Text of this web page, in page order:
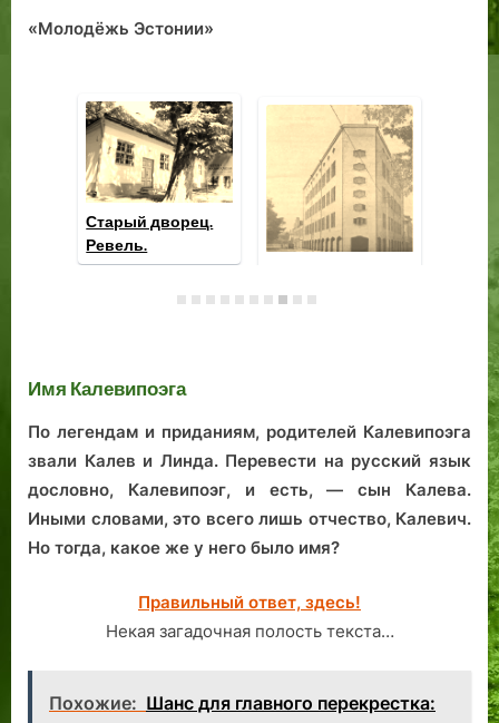
«Молодёжь Эстонии»
находка, или
Имя Калевипоэга
По легендам и приданиям, родителей Калевипоэга
звали Калев и Линда. Перевести на русский язык
дословно, Калевипоэг, и есть, — сын Калева.
Иными словами, это всего лишь отчество, Калевич.
Но тогда, какое же у него было имя?
Правильный ответ, здесь!
Некая загадочная полость текста…
Похожие: Шанс для главного перекрестка: